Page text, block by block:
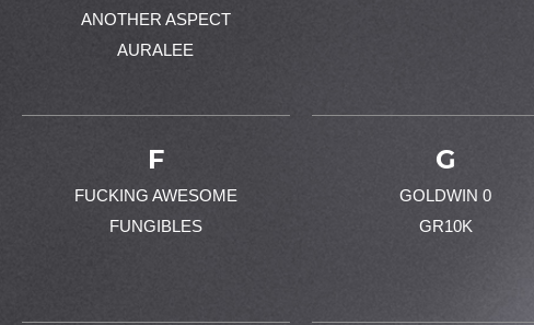
ANOTHER ASPECT
AURALEE
F
FUCKING AWESOME
FUNGIBLES
G
GOLDWIN 0
GR10K